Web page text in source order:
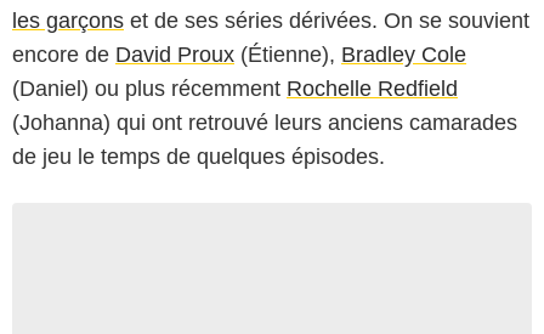
les garçons et de ses séries dérivées. On se souvient
encore de David Proux (Étienne), Bradley Cole
(Daniel) ou plus récemment Rochelle Redfield
(Johanna) qui ont retrouvé leurs anciens camarades
de jeu le temps de quelques épisodes.